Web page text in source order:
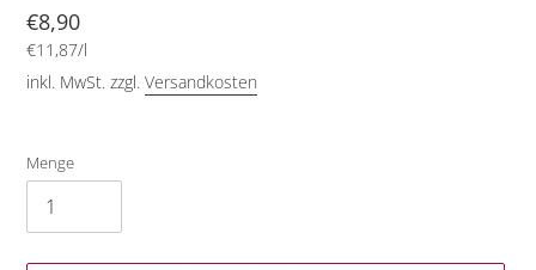
Normaler
Preis
€8,90
Einzelpreis
€11,87/pro
l
inkl. MwSt. zzgl. Versandkosten
Menge